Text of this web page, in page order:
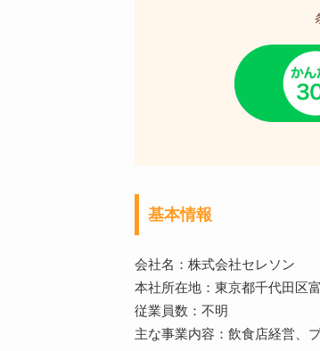
基本情報
会社名：株式会社セレソン
本社所在地：東京都千代田区
従業員数：不明
主な事業内容：飲食店経営、